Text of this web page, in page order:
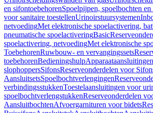
en sifontoebehorenSpoelpijpen, spoelbochten en
voor sanitaire toestellenUrinoirstuursystemen
netvoedingMet elektronische spoelactivering,
pneumatische spoelactiveringBasic
spoelactivering, netvoedingMet elektronische
ToebehorenRuwbouw- en vervangingssets
toebehorenBedieningshulp
slophoppersSifonsReserveonderdelen voor
AansluitsetsSpoelbochtverlengingen
verbindingsstukkenToestelaansluitingen voor
spoelbochtverlengstukkenReserveonderdelen
AansluitbochtenAfvoergarnituren voor bidets